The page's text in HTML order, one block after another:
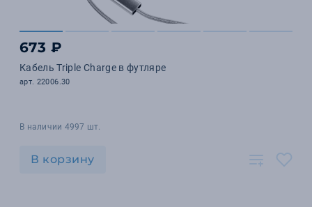
673 ₽
Кабель Triple Charge в футляре
арт. 22006.30
В наличии 4997 шт.
В корзину